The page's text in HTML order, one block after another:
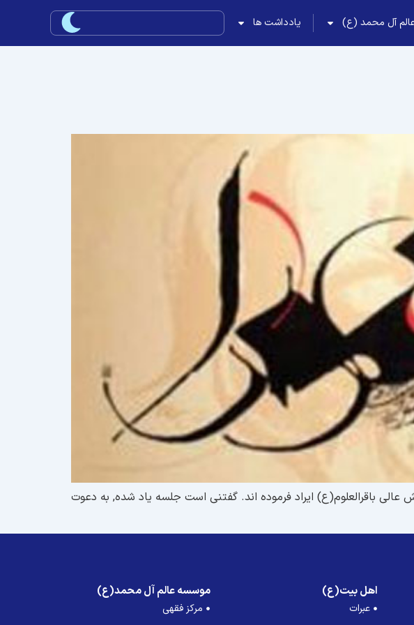
آل محمد (ع) یادداشت ها
باقرالعلوم(ع) ایراد فرموده اند. گفتنى است جلسه یاد شده, به دعوت
اهل بیت(ع)
عبرات
موسسه عالم آل محمد(ع)
مرکز فقهی